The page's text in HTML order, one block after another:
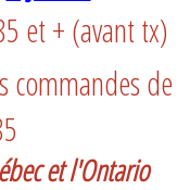
et + (avant tx)
commandes de
et l'Ontario